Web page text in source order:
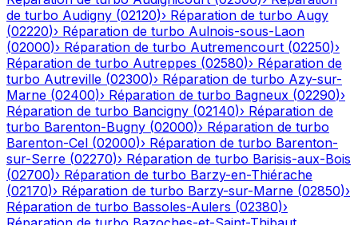
de turbo Audigny (02120)› Réparation de turbo Augy
(02220)› Réparation de turbo Aulnois-sous-Laon
(02000)› Réparation de turbo Autremencourt (02250)›
Réparation de turbo Autreppes (02580)› Réparation de
turbo Autreville (02300)› Réparation de turbo Azy-sur-
Marne (02400)› Réparation de turbo Bagneux (02290)›
Réparation de turbo Bancigny (02140)› Réparation de
turbo Barenton-Bugny (02000)› Réparation de turbo
Barenton-Cel (02000)› Réparation de turbo Barenton-
sur-Serre (02270)› Réparation de turbo Barisis-aux-Bois
(02700)› Réparation de turbo Barzy-en-Thiérache
(02170)› Réparation de turbo Barzy-sur-Marne (02850)›
Réparation de turbo Bassoles-Aulers (02380)›